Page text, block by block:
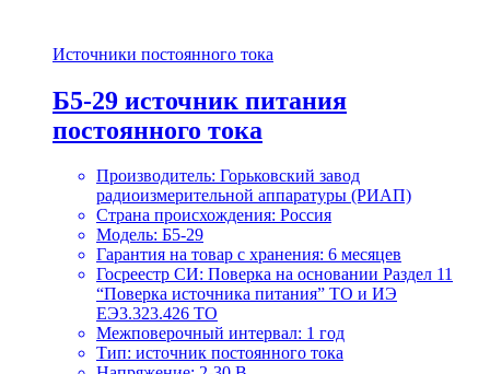
Источники постоянного тока
Б5-29 источник питания
постоянного тока
Производитель: Горьковский завод
радиоизмерительной аппаратуры (РИАП)
Страна происхождения: Россия
Модель: Б5-29
Гарантия на товар с хранения: 6 месяцев
Госреестр СИ: Поверка на основании Раздел 11
“Поверка источника питания” ТО и ИЭ
ЕЭ3.323.426 ТО
Межповерочный интервал: 1 год
Тип: источник постоянного тока